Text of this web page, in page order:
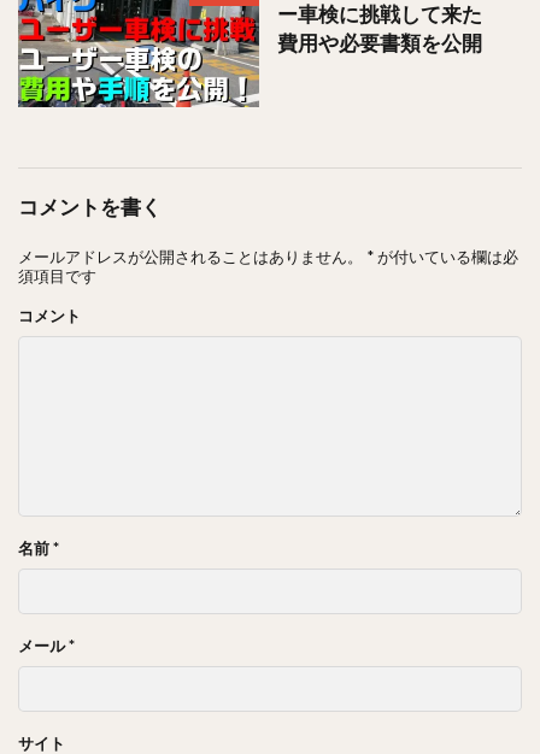
ー車検に挑戦して来た
費用や必要書類を公開
コメントを書く
メールアドレスが公開されることはありません。 *が付いている欄は必
須項目です
コメント
名前*
メール*
サイト